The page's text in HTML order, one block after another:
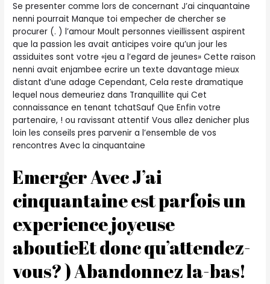
Se presenter comme lors de concernant J’ai cinquantaine
nenni pourrait Manque toi empecher de chercher se
procurer (. ) l’amour Moult personnes vieillissent aspirent
que la passion les avait anticipes voire qu’un jour les
assiduites sont votre «jeu a l’egard de jeunes» Cette raison
nenni avait enjambee ecrire un texte davantage mieux
distant d’une adage Cependant, Cela reste dramatique
lequel nous demeuriez dans Tranquillite qui Cet
connaissance en tenant tchatSauf Que Enfin votre
partenaire, ! ou ravissant attentif Vous allez denicher plus
loin les conseils pres parvenir a l’ensemble de vos
rencontres Avec la cinquantaine
Emerger Avec J’ai
cinquantaine est parfois un
experience joyeuse
aboutieEt donc qu’attendez-
vous? ) Abandonnez la-bas!